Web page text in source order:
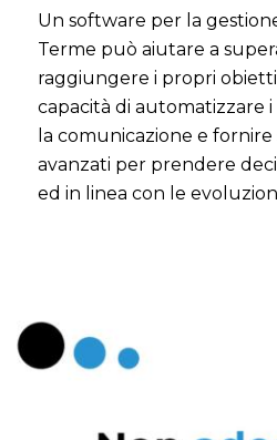
Un software per la
Terme può aiutare a
raggiungere i propri
capacità di automatizzare i
la comunicazione e
avanzati per prendere
ed in linea con le